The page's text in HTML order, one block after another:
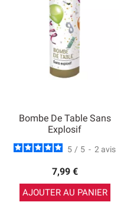
Bombe De Table Sans
Explosif
5 / 5 - 2 avis
7,99 €
AJOUTER AU PANIER